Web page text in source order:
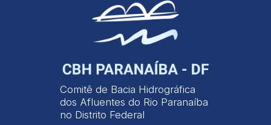
Comitê de Bacia Hidrográfica
dos Afluentes do Rio Paranaíba
no Distrito Federal